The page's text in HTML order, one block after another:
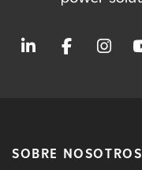
SOBRE NOSOTROS